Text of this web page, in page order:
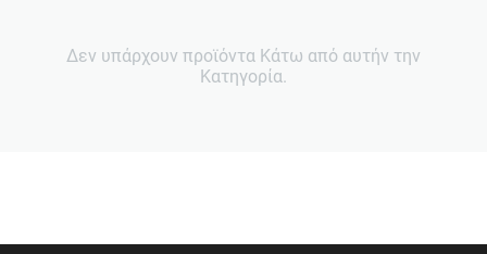
Δεν υπάρχουν προϊόντα Κάτω από αυτήν την
Κατηγορία.